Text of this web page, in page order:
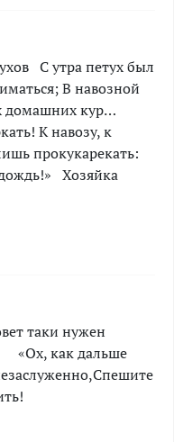
С утра петух был
В навозной
домашних кур…
К навозу, к
прокукарекать:
Хозяйка
таки нужен
как дальше